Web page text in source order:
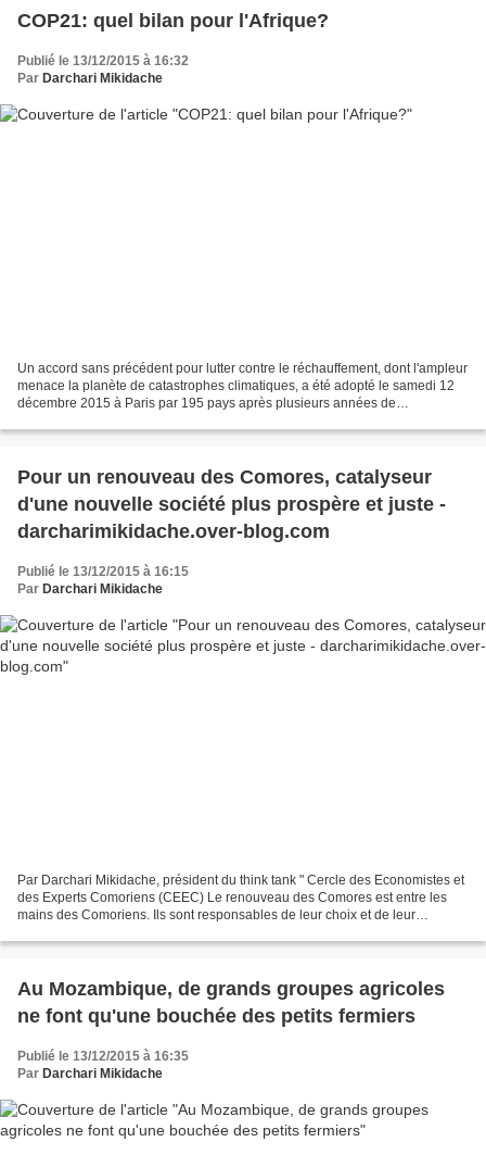
COP21: quel bilan pour l'Afrique?
Publié le 13/12/2015 à 16:32
Par Darchari Mikidache
Un accord sans précédent pour lutter contre le réchauffement, dont l'ampleur
menace la planète de catastrophes climatiques, a été adopté le samedi 12
décembre 2015 à Paris par 195 pays après plusieurs années de
Pour un renouveau des Comores, catalyseur
d'une nouvelle société plus prospère et juste -
darcharimikidache.over-blog.com
Publié le 13/12/2015 à 16:15
Par Darchari Mikidache
Par Darchari Mikidache, président du think tank " Cercle des Economistes et
des Experts Comoriens (CEEC) Le renouveau des Comores est entre les
mains des Comoriens. Ils sont responsables de leur choix et de leur
Au Mozambique, de grands groupes agricoles
ne font qu'une bouchée des petits fermiers
Publié le 13/12/2015 à 16:35
Par Darchari Mikidache